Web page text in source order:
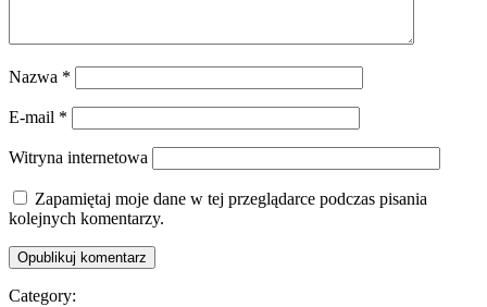
Nazwa *
E-mail *
Witryna internetowa
Zapamiętaj moje dane w tej przeglądarce podczas pisania
kolejnych komentarzy.
Category: